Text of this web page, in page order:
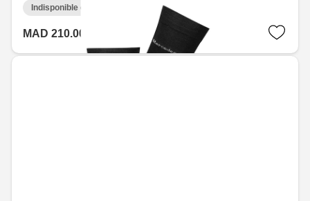
Indisponible en ligne
MAD 210.00